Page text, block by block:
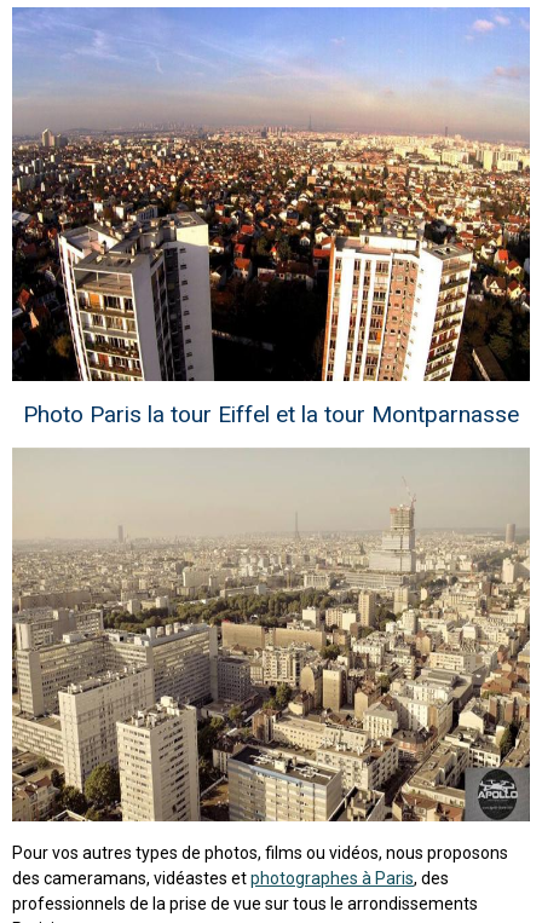
Photo Paris la tour Eiffel et la tour Montparnasse
Pour vos autres types de photos, films ou vidéos, nous proposons
des cameramans, vidéastes etphotographes à Paris, des
professionnels de la prise de vue sur tous le arrondissements